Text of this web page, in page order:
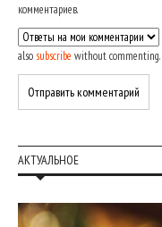
комментариев.
also subscribe without commenting.
АКТУАЛЬНОЕ